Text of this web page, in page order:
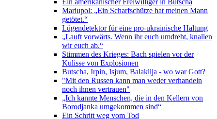
Ein amerikanischer Freiwilliger in Butscha
Mariupol: „Ein Scharfschütze hat meinen Mann
getötet.“
Lügendetektor für eine pro-ukrainische Haltung
„Lauft vorwärts. Wenn ihr euch umdreht, knallen
wir euch ab.“
Stimmen des Krieges: Bach spielen vor der
Kulisse von Explosionen
Butscha, Irpin, Isjum, Balaklija - wo war Gott?
"Mit den Russen kann man weder verhandeln
noch ihnen vertrauen"
„Ich kannte Menschen, die in den Kellern von
Borodjanka umgekommen sind“
Ein Schritt weg vom Tod